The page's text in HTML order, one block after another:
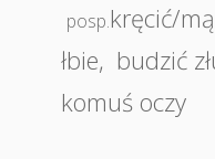
posp.kręcić/
łbie, budzić
komuś oczy